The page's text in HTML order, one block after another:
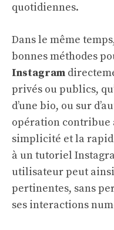
quotidiennes.
Dans le même
bonnes méthodes
Instagram
privés ou publics,
d’une bio, ou sur
opération contribue
simplicité et la
à un tutoriel
utilisateur peut ainsi
pertinentes, sans
ses interactions